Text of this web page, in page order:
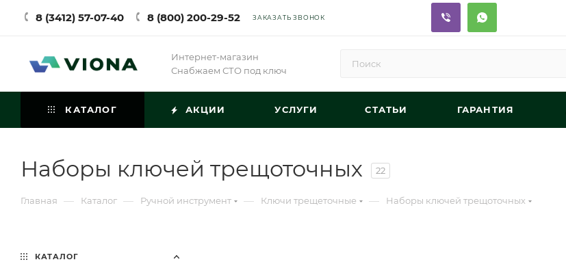
8 (3412) 57-07-40 8 (800) 200-29-52 ЗАКАЗАТЬ ЗВОНОК
Интернет-магазин
Снабжаем СТО под ключ
КАТАЛОГ АКЦИИ УСЛУГИ СТАТЬИ ГАРАНТИЯ
Наборы ключей трещоточных 22
Главная — Каталог — Ручной инструмент — Ключи трещеточные — Наборы ключей трещоточных
КАТАЛОГ